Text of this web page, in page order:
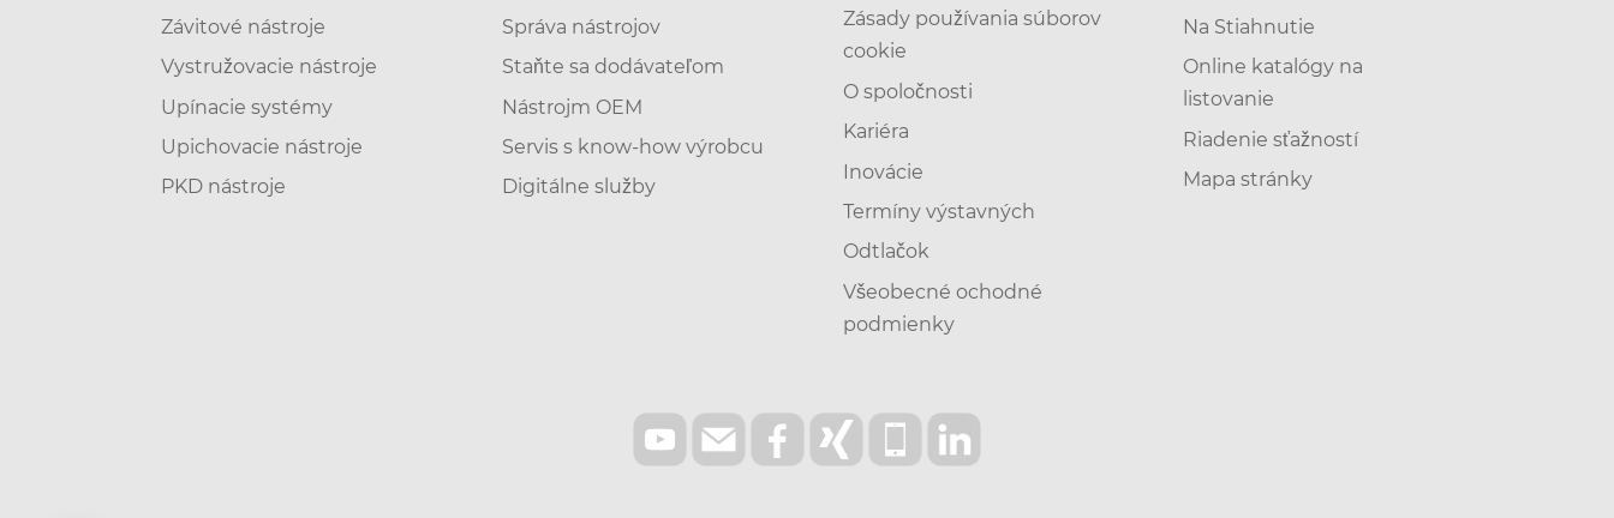
Závitové nástroje
Vystružovacie nástroje
Upínacie systémy
Upichovacie nástroje
PKD nástroje
Správa nástrojov
Staňte sa dodávateľom
Nástrojm OEM
Servis s know-how výrobcu
Digitálne služby
Zásady používania súborov
cookie
O spoločnosti
Kariéra
Inovácie
Termíny výstavných
Odtlačok
Všeobecné ochodné
podmienky
Na Stiahnutie
Online katalógy na
listovanie
Riadenie sťažností
Mapa stránky